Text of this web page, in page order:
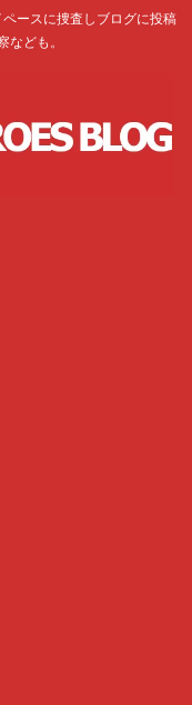
ースに捜査しブログに投稿
なども。